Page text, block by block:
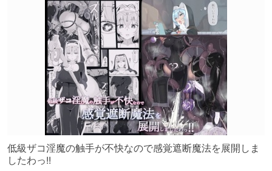
低級ザコ淫魔の触手が不快なので感覚遮断魔法を展開しま
したわっ!!